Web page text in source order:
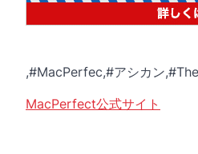
,#MacPerfec,#アシカン
MacPerfect公式サイト